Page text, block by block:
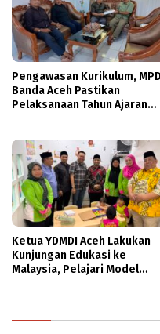
Pengawasan Kurikulum, MPD
Banda Aceh Pastikan
Pelaksanaan Tahun Ajaran
Ketua YDMDI Aceh Lakukan
Kunjungan Edukasi ke
Malaysia, Pelajari Model